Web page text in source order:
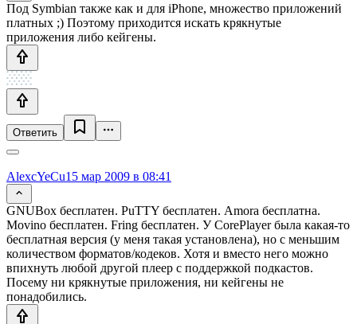
Под Symbian также как и для iPhone, множество приложений
платных ;) Поэтому приходится искать крякнутые
приложения либо кейгены.
Ответить
AlexcYeCu15 мар 2009 в 08:41
GNUBox бесплатен. PuTTY бесплатен. Amora бесплатна.
Movino бесплатен. Fring бесплатен. У CorePlayer была какая-то
бесплатная версия (у меня такая установлена), но с меньшим
количеством форматов/кодеков. Хотя и вместо него можно
впихнуть любой другой плеер с поддержкой подкастов.
Посему ни крякнутые приложения, ни кейгены не
понадобились.